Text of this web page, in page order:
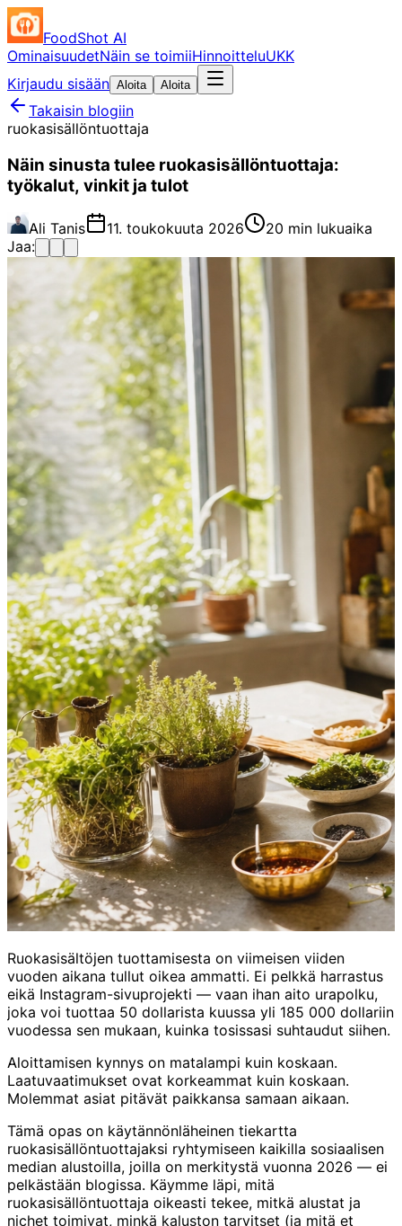
FoodShot AI
OminaisuudetNäin se toimiiHinnoitteluUKK
Kirjaudu sisään Aloita Aloita
Takaisin blogiin
ruokasisällöntuottaja
Näin sinusta tulee ruokasisällöntuottaja:
työkalut, vinkit ja tulot
Ali Tanis 11. toukokuuta 2026
20 min lukuaika
Jaa:
Ruokasisältöjen tuottamisesta on viimeisen viiden
vuoden aikana tullut oikea ammatti. Ei pelkkä harrastus
eikä Instagram-sivuprojekti — vaan ihan aito urapolku,
joka voi tuottaa 50 dollarista kuussa yli 185 000 dollariin
vuodessa sen mukaan, kuinka tosissasi suhtaudut siihen.
Aloittamisen kynnys on matalampi kuin koskaan.
Laatuvaatimukset ovat korkeammat kuin koskaan.
Molemmat asiat pitävät paikkansa samaan aikaan.
Tämä opas on käytännönläheinen tiekartta
ruokasisällöntuottajaksi ryhtymiseen kaikilla sosiaalisen
median alustoilla, joilla on merkitystä vuonna 2026 — ei
pelkästään blogissa. Käymme läpi, mitä
ruokasisällöntuottaja oikeasti tekee, mitkä alustat ja
nichet toimivat, minkä kaluston tarvitset (ja mitä et